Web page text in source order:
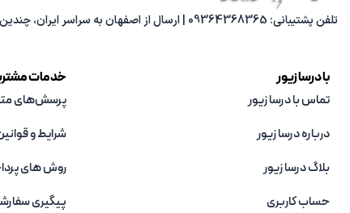
تلفن پشتیبانی: 09364368365 | ارسال از اصفهان به سراسر ایران، چندین هزار مدل متنوع، پاسخ‌گویی از 8 صبح تا 8 شب.
با درسا زیور
تماس با درسا زیور
درباره درسا زیور
بلاگ درسا زیور
حساب کاربری
خدمات
پرسش‌های
شرایط و
روش های
پیگیری